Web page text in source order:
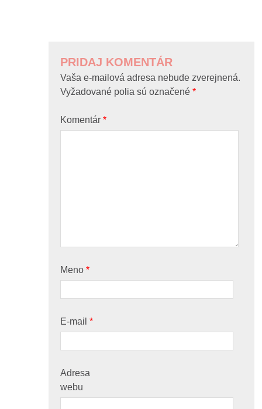
PRIDAJ KOMENTÁR
Vaša e-mailová adresa nebude zverejnená.
Vyžadované polia sú označené*
Komentár*
Meno*
E-mail*
Adresa
webu